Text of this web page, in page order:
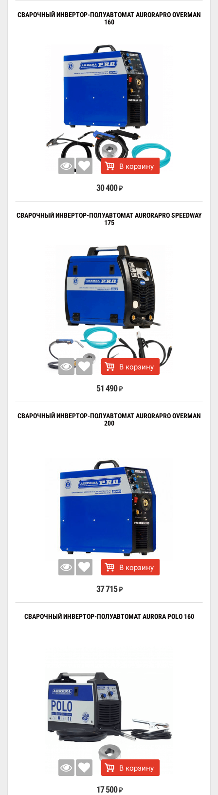
СВАРОЧНЫЙ ИНВЕРТОР-ПОЛУАВТОМАТ AURORAPRO OVERMAN
160
В корзину
30 400 ₽
СВАРОЧНЫЙ ИНВЕРТОР-ПОЛУАВТОМАТ AURORAPRO SPEEDWAY
175
В корзину
51 490 ₽
СВАРОЧНЫЙ ИНВЕРТОР-ПОЛУАВТОМАТ AURORAPRO OVERMAN
200
В корзину
37 715 ₽
СВАРОЧНЫЙ ИНВЕРТОР-ПОЛУАВТОМАТ AURORA POLO 160
В корзину
17 500 ₽